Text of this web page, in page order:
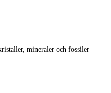
mineraler och fossiler